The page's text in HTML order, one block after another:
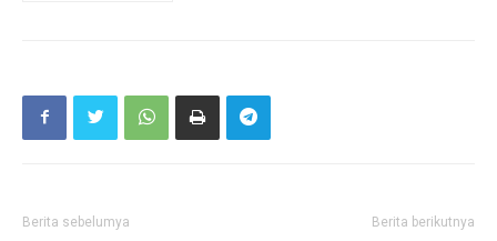
Berita sebelumya Berita berikutnya